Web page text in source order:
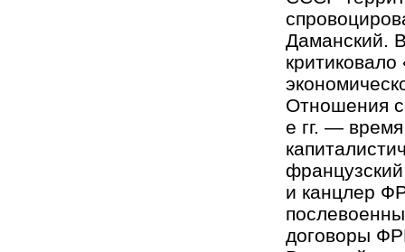
Даманский. В
Отношения
е гг. —
и канцлер
договоры